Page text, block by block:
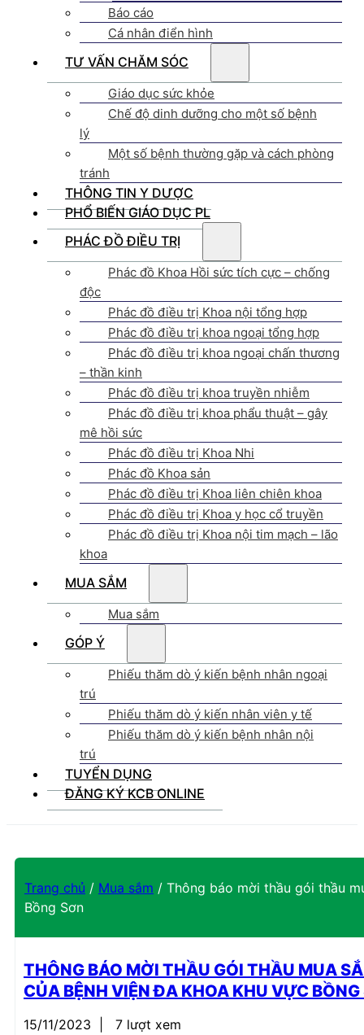
Báo cáo
Cá nhân điển hình
TƯ VẤN CHĂM SÓC
Giáo dục sức khỏe
Chế độ dinh dưỡng cho một số bệnh
lý
Một số bệnh thường gặp và cách phòng
tránh
THÔNG TIN Y DƯỢC
PHỔ BIẾN GIÁO DỤC PL
PHÁC ĐỒ ĐIỀU TRỊ
Phác đồ Khoa Hồi sức tích cực – chống
độc
Phác đồ điều trị Khoa nội tổng hợp
Phác đồ điều trị khoa ngoại tổng hợp
Phác đồ điều trị khoa ngoại chấn thương
– thần kinh
Phác đồ điều trị khoa truyền nhiễm
Phác đồ điều trị khoa phẩu thuật – gây
mê hồi sức
Phác đồ điều trị Khoa Nhi
Phác đồ Khoa sản
Phác đồ điều trị Khoa liên chiên khoa
Phác đồ điều trị Khoa y học cổ truyền
Phác đồ điều trị Khoa nội tim mạch – lão
khoa
MUA SẮM
Mua sắm
GÓP Ý
Phiếu thăm dò ý kiến bệnh nhân ngoại
trú
Phiếu thăm dò ý kiến nhân viên y tế
Phiếu thăm dò ý kiến bệnh nhân nội
trú
TUYỂN DỤNG
ĐĂNG KÝ KCB ONLINE
Trang chủ / Mua sắm / Thông báo mời thầu gói thầu
Bồng Sơn
THÔNG BÁO MỜI THẦU GÓI THẦU MUA
CỦA BỆNH VIỆN ĐA KHOA KHU VỰC BỒNG
15/11/2023 7 lượt xem